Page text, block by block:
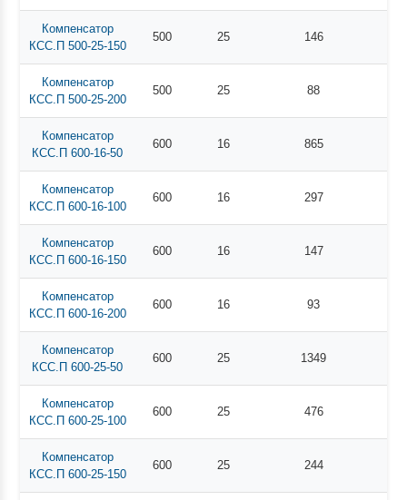
Компенсатор
КСС.П 500-25-150
500 25 146
Компенсатор
КСС.П 500-25-200
500 25 88
Компенсатор
КСС.П 600-16-50
600 16 865
Компенсатор
КСС.П 600-16-100
600 16 297
Компенсатор
КСС.П 600-16-150
600 16 147
Компенсатор
КСС.П 600-16-200
600 16 93
Компенсатор
КСС.П 600-25-50
600 25 1349
Компенсатор
КСС.П 600-25-100
600 25 476
Компенсатор
КСС.П 600-25-150
600 25 244